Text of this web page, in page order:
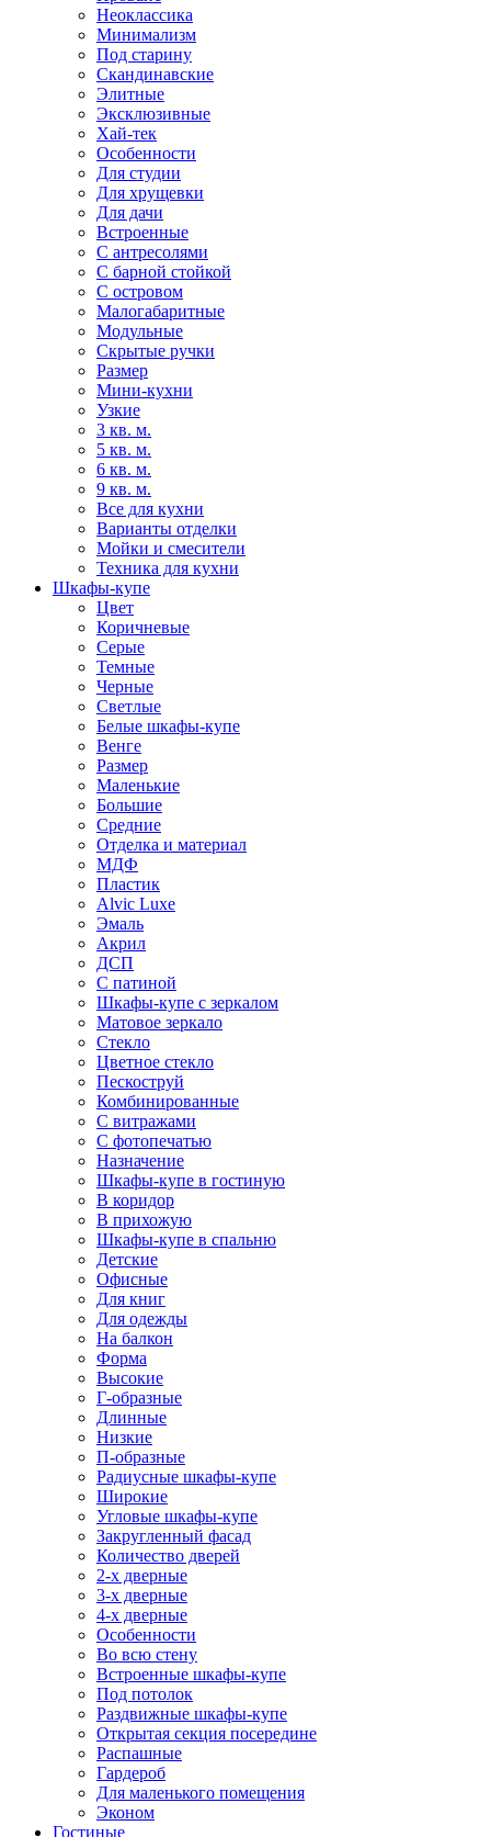
Неоклассика
Минимализм
Под старину
Скандинавские
Элитные
Эксклюзивные
Хай-тек
Особенности
Для студии
Для хрущевки
Для дачи
Встроенные
С антресолями
С барной стойкой
С островом
Малогабаритные
Модульные
Скрытые ручки
Размер
Мини-кухни
Узкие
3 кв. м.
5 кв. м.
6 кв. м.
9 кв. м.
Все для кухни
Варианты отделки
Мойки и смесители
Техника для кухни
Шкафы-купе
Цвет
Коричневые
Серые
Темные
Черные
Светлые
Белые шкафы-купе
Венге
Размер
Маленькие
Большие
Средние
Отделка и материал
МДФ
Пластик
Alvic Luxe
Эмаль
Акрил
ДСП
С патиной
Шкафы-купе с зеркалом
Матовое зеркало
Стекло
Цветное стекло
Пескоструй
Комбинированные
С витражами
С фотопечатью
Назначение
Шкафы-купе в гостиную
В коридор
В прихожую
Шкафы-купе в спальню
Детские
Офисные
Для книг
Для одежды
На балкон
Форма
Высокие
Г-образные
Длинные
Низкие
П-образные
Радиусные шкафы-купе
Широкие
Угловые шкафы-купе
Закругленный фасад
Количество дверей
2-х дверные
3-х дверные
4-х дверные
Особенности
Во всю стену
Встроенные шкафы-купе
Под потолок
Раздвижные шкафы-купе
Открытая секция посередине
Распашные
Гардероб
Для маленького помещения
Эконом
Гостиные